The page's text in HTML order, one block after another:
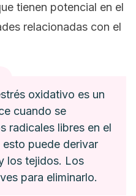
tienen potencial en el
relacionadas con el
oxidativo es un
cuando se
radicales libres en el
puede derivar
los tejidos. Los
para eliminarlo.